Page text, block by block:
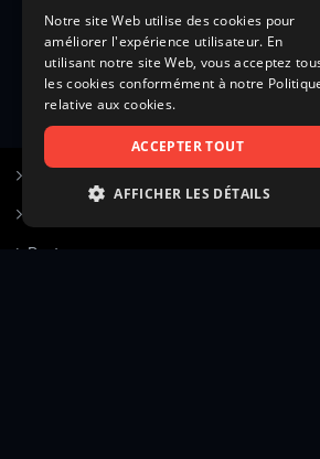
Poster une annonce
Notre site Web utilise des cookies pour
améliorer l'expérience utilisateur. En
utilisant notre site Web, vous acceptez
les cookies conformément à notre
relative aux cookies.
ACCEPTER TOUT
AFFICHER LES DÉTAILS